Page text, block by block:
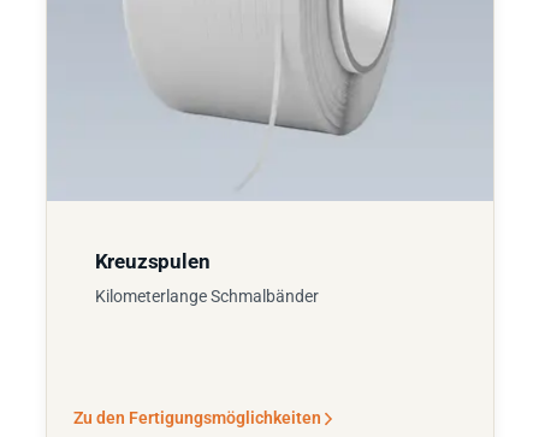
Kreuzspulen
Kilometerlange Schmalbänder
Zu den Fertigungsmöglichkeiten